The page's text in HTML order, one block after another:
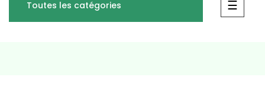
Toutes les catégories ☰